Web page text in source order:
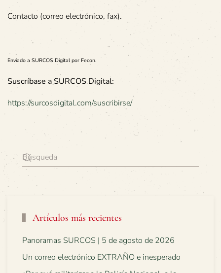
Contacto (correo electrónico, fax).
Enviado a SURCOS Digital por Fecon.
Suscríbase a SURCOS Digital:
https://surcosdigital.com/suscribirse/
Artículos más recientes
Panoramas SURCOS | 5 de agosto de 2026
Un correo electrónico EXTRAÑO e inesperado